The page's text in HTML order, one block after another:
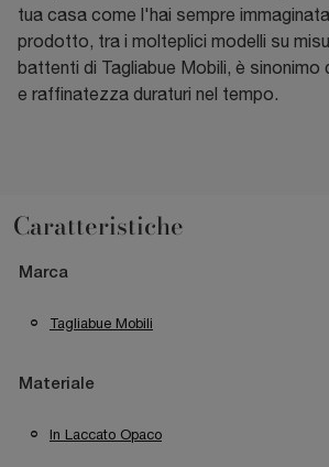
tua casa come l'hai sempre
prodotto, tra i molteplici modelli su
battenti di Tagliabue Mobili, è
e raffinatezza duraturi nel tempo.
Caratteristiche
Marca
Tagliabue Mobili
Materiale
In Laccato Opaco